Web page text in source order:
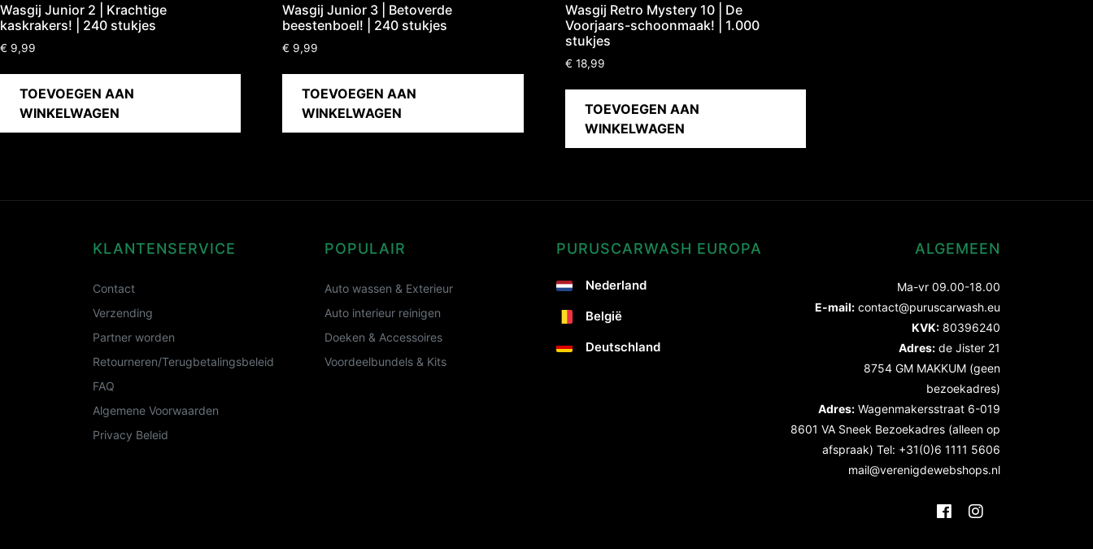
Wasgij Junior 2 | Krachtige
kaskrakers! | 240 stukjes
€ 9,99
TOEVOEGEN AAN
WINKELWAGEN
Wasgij Junior 3 | Betoverde
beestenboel! | 240 stukjes
€ 9,99
TOEVOEGEN AAN
WINKELWAGEN
Wasgij Retro Mystery 10 | De
Voorjaars-schoonmaak! | 1.000
stukjes
€ 18,99
TOEVOEGEN AAN
WINKELWAGEN
KLANTENSERVICE
Contact
Verzending
Partner worden
Retourneren/Terugbetalingsbeleid
FAQ
Algemene Voorwaarden
Privacy Beleid
POPULAIR
Auto wassen & Exterieur
Auto interieur reinigen
Doeken & Accessoires
Voordeelbundels & Kits
PURUSCARWASH EUROPA
Nederland
België
Deutschland
ALGEMEEN
Ma-vr 09.00-18.00
E-mail: contact@puruscarwash.eu
KVK: 80396240
Adres: de Jister 21
8754 GM MAKKUM (geen
bezoekadres)
Adres: Wagenmakersstraat 6-019
8601 VA Sneek Bezoekadres (alleen op
afspraak) Tel: +31(0)6 1111 5606
mail@verenigdewebshops.nl